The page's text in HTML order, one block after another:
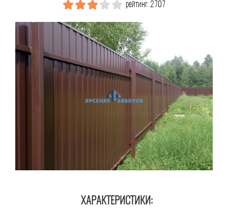
рейтинг: 2707
ХАРАКТЕРИСТИКИ: